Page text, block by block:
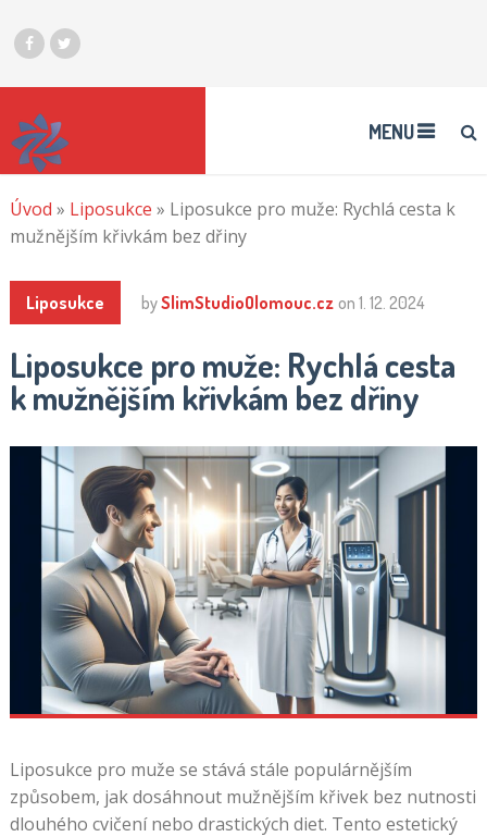
MENU
Úvod » Liposukce » Liposukce pro muže: Rychlá cesta k
mužnějším křivkám bez dřiny
Liposukce bySlimStudioOlomouc.cz on 1. 12. 2024
Liposukce pro muže: Rychlá cesta
k mužnějším křivkám bez dřiny
Liposukce pro muže se stává stále populárnějším
způsobem, jak dosáhnout mužnějším křivek bez nutnosti
dlouhého cvičení nebo drastických diet. Tento estetický